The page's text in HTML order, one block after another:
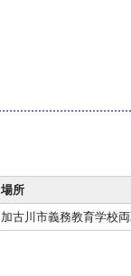
場所
加古川市義務教育学校